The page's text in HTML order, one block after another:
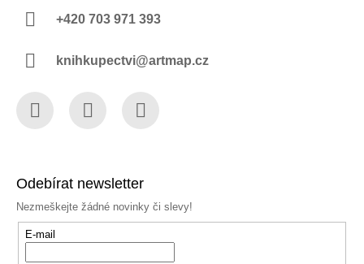
+420 703 971 393
knihkupectvi@artmap.cz
Odebírat newsletter
Nezmeškejte žádné novinky či slevy!
E-mail